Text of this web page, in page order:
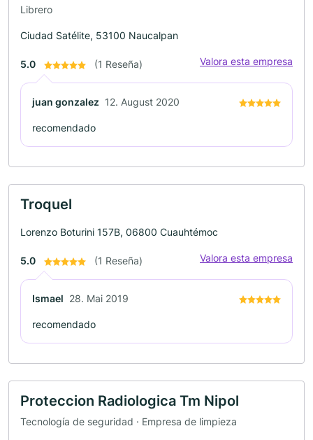
Librero
Ciudad Satélite, 53100 Naucalpan
5.0 (1 Reseña) Valora esta empresa
juan gonzalez 12. August 2020
recomendado
Troquel
Lorenzo Boturini 157B, 06800 Cuauhtémoc
5.0 (1 Reseña) Valora esta empresa
Ismael 28. Mai 2019
recomendado
Proteccion Radiologica Tm Nipol
Tecnología de seguridad · Empresa de limpieza